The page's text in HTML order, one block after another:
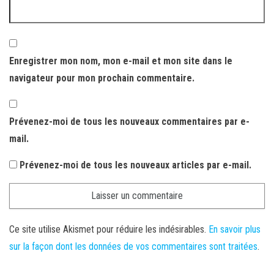
Enregistrer mon nom, mon e-mail et mon site dans le
navigateur pour mon prochain commentaire.
Prévenez-moi de tous les nouveaux commentaires par e-
mail.
Prévenez-moi de tous les nouveaux articles par e-mail.
Ce site utilise Akismet pour réduire les indésirables. En savoir plus
sur la façon dont les données de vos commentaires sont traitées.